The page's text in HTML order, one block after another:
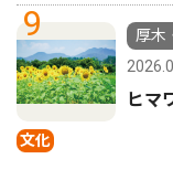
9
文化
厚木
ヒマ